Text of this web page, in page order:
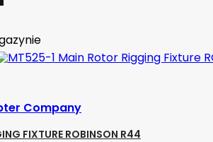
Company
FIXTURE ROBINSON R44